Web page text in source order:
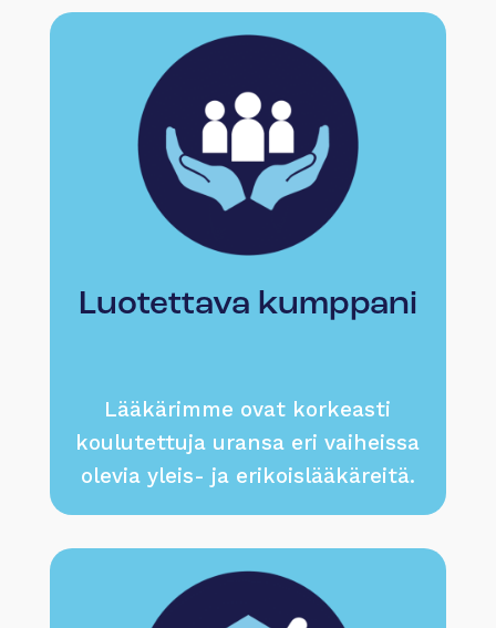
Luotettava kumppani
Lääkärimme ovat korkeasti
koulutettuja uransa eri vaiheissa
olevia yleis- ja erikoislääkäreitä.